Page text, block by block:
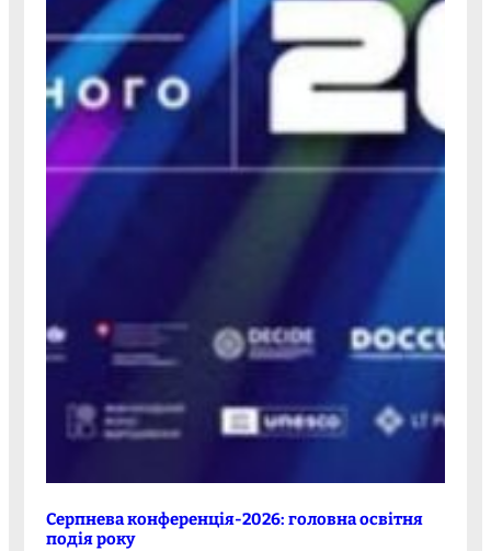
Серпнева конференція-2026: головна освітня
подія року